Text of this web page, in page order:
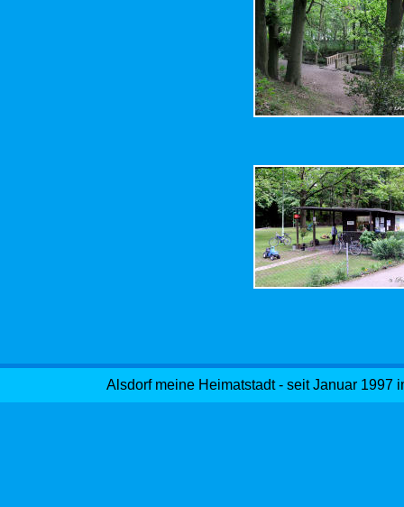
Alsdorf meine Heimatstadt - seit Januar 1997